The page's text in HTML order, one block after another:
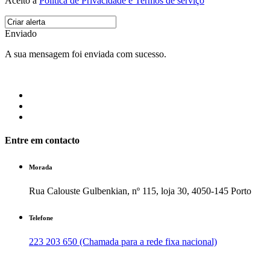
Enviado
A sua mensagem foi enviada com sucesso.
Entre em contacto
Morada
Rua Calouste Gulbenkian, nº 115, loja 30, 4050-145 Porto
Telefone
223 203 650 (Chamada para a rede fixa nacional)